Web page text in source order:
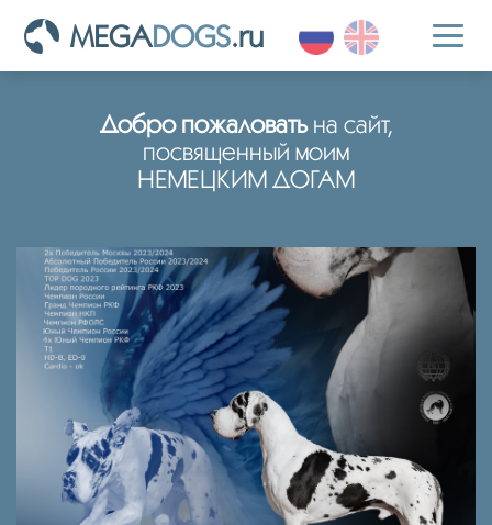
MEGADOGS.ru
Добро пожаловатьна сайт,
посвященный моим
НЕМЕЦКИМ ДОГАМ